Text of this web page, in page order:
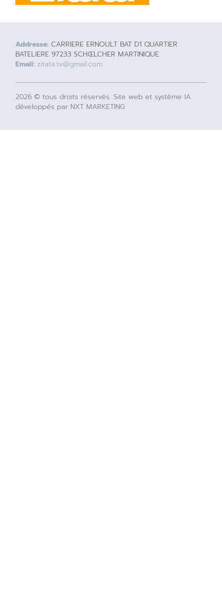
Addresse: CARRIERE ERNOULT BAT D1 QUARTIER
BATELIERE 97233 SCHŒLCHER MARTINIQUE
Email: zitata.tv@gmail.com
2026 © tous droits réservés. Site web et système IA
développés par NXT MARKETING